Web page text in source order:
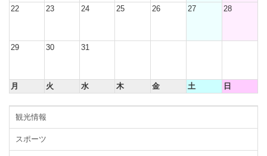
22 23 24 25 26 27 28
29 30 31
月 火 水 木 金 土 日
観光情報
スポーツ